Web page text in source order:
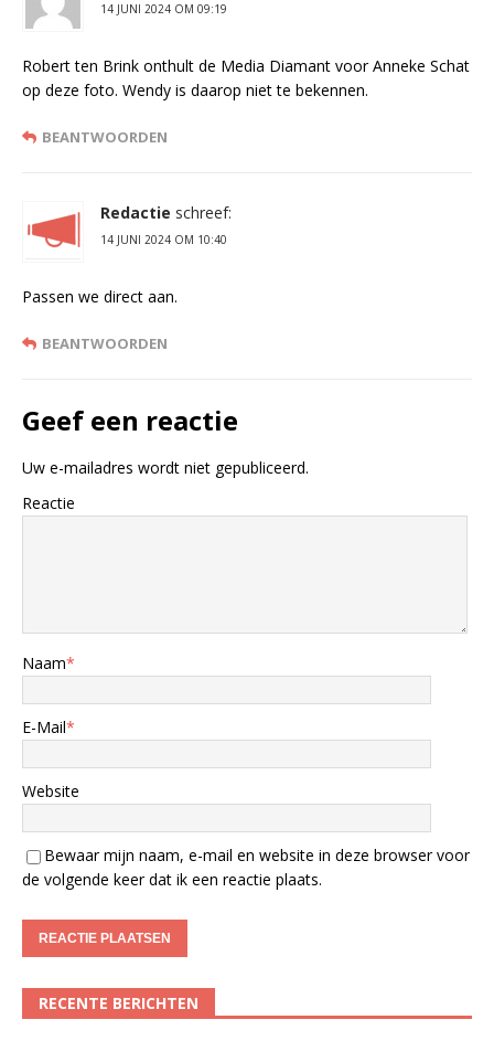
14 JUNI 2024 OM 09:19
Robert ten Brink onthult de Media Diamant voor Anneke Schat
op deze foto. Wendy is daarop niet te bekennen.
BEANTWOORDEN
Redactie schreef:
14 JUNI 2024 OM 10:40
Passen we direct aan.
BEANTWOORDEN
Geef een reactie
Uw e-mailadres wordt niet gepubliceerd.
Reactie
Naam*
E-Mail*
Website
Bewaar mijn naam, e-mail en website in deze browser voor
de volgende keer dat ik een reactie plaats.
RECENTE BERICHTEN